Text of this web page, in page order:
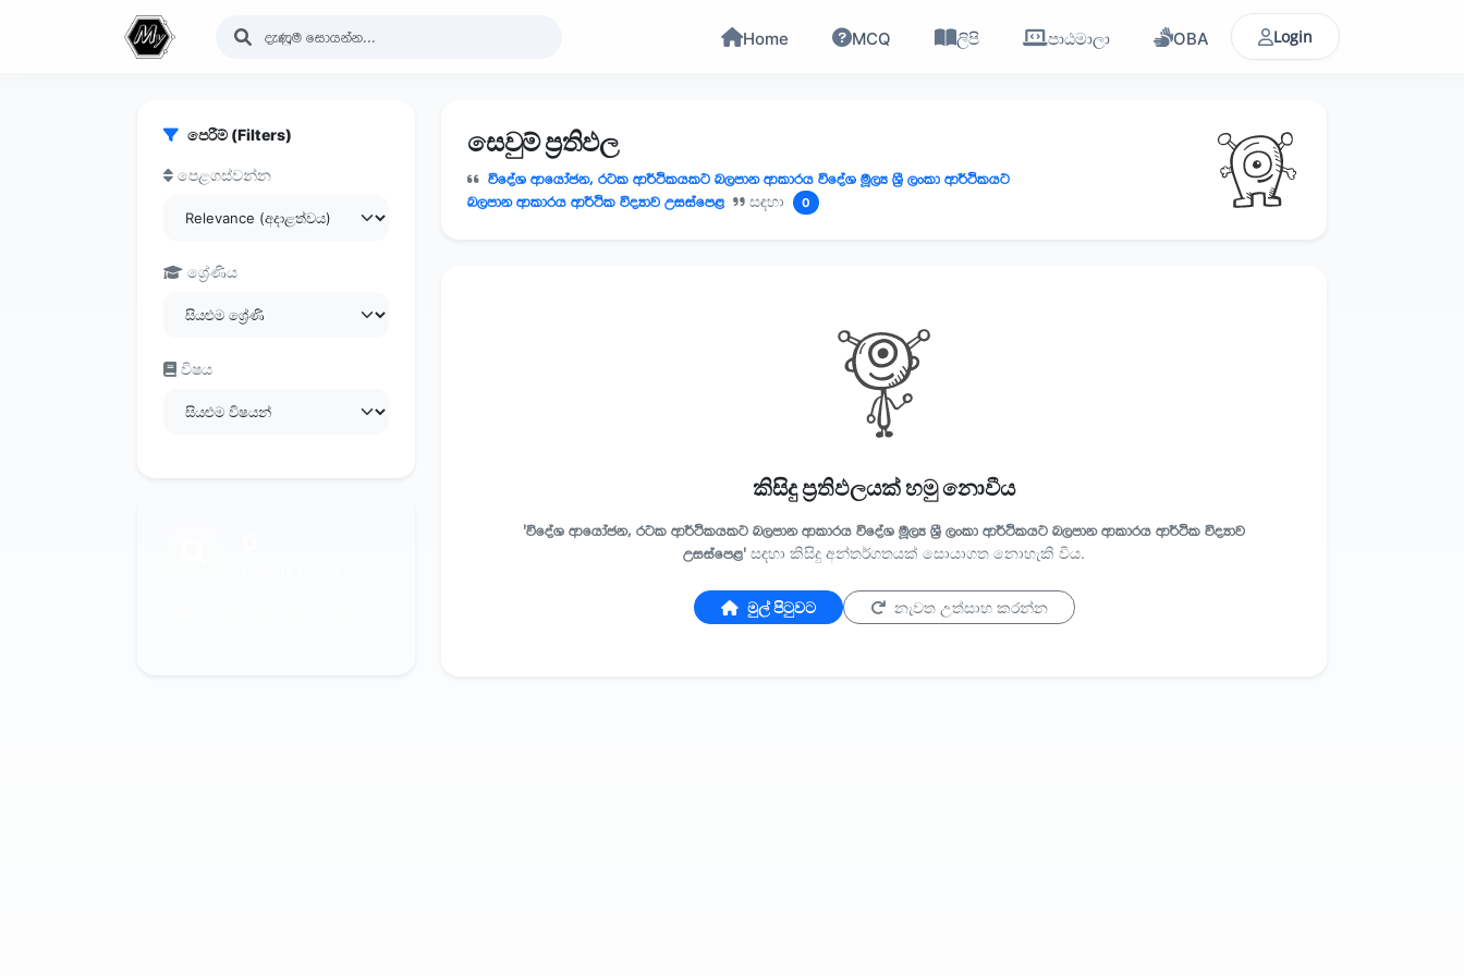
Home MCQ ලිපි පාඨමාලා OBA Login
පෙරීම් (Filters)
පෙළගස්වන්න
ශ්‍රේණිය
විෂය
සෙවුම් ප්‍රතිඵල
විදේශ ආයෝජන, රටක ආර්ථිකයකට බලපාන ආකාරය විදේශ මූල්‍ය ශ්‍රී ලංකා ආර්ථිකයට
බලපාන ආකාරය ආර්ථික විද්‍යාව උසස්පෙළ
සඳහා 0
කිසිදු ප්‍රතිඵලයක් හමු නොවීය
'විදේශ ආයෝජන, රටක ආර්ථිකයකට බලපාන ආකාරය විදේශ මූල්‍ය ශ්‍රී ලංකා ආර්ථිකයට බලපාන ආකාරය ආර්ථික විද්‍යාව
උසස්පෙළ' සඳහා කිසිදු අන්තර්ගතයක් සොයාගත නොහැකි විය.
මුල් පිටුවට නැවත උත්සාහ කරන්න